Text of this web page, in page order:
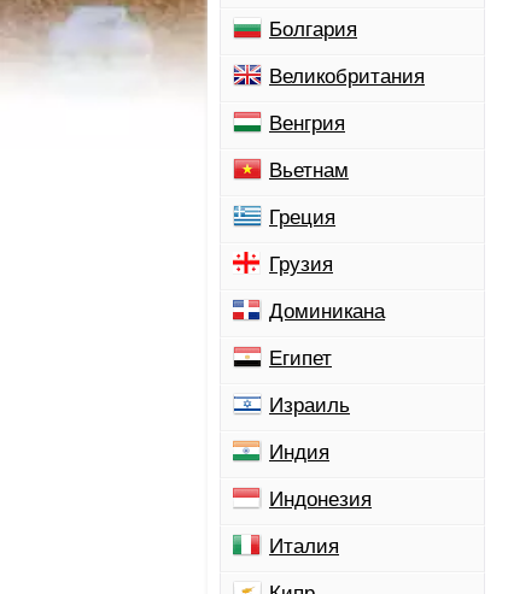
Болгария
Великобритания
Венгрия
Вьетнам
Греция
Грузия
Доминикана
Египет
Израиль
Индия
Индонезия
Италия